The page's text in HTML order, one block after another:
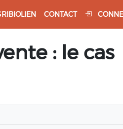
CONTACT
: le cas